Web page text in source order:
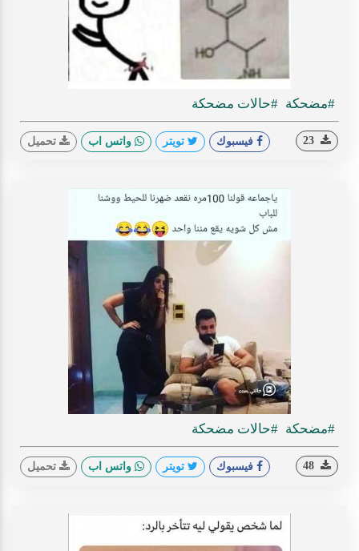
#مضحكة #حالات مضحكة
فيسبوك تويتر واتس اب تحميل
#مضحكة #حالات مضحكة
فيسبوك تويتر واتس اب تحميل